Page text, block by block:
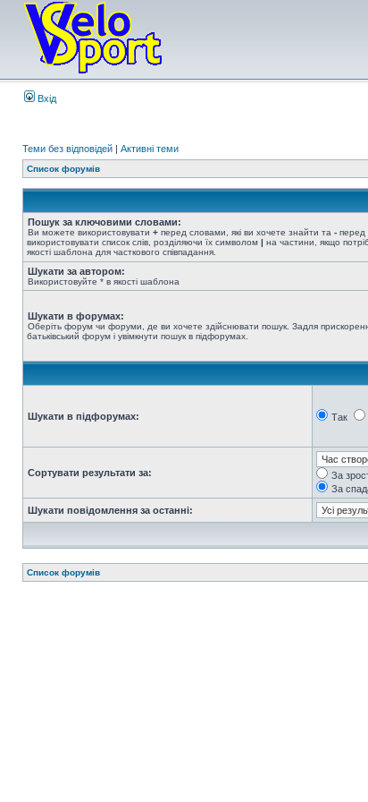
Вхід
Теми без відповідей | Активні теми
Список форумів
Пошук за ключовими словами:
Ви можете використовувати + перед словами, які ви хочете знайти та - перед
використовувати список слів, розділяючи їх символом | на частини, якщо
якості шаблона для часткового співпадання.
Шукати за автором:
Використовуйте * в якості шаблона
Шукати в форумах:
Оберіть форум чи форуми, де ви хочете здійснювати пошук. Задля
батьківський форум і увімкнути пошук в підфорумах.
Шукати в підфорумах: Так
Сортувати результати за:
За
За
Шукати повідомлення за останні:
Список форумів